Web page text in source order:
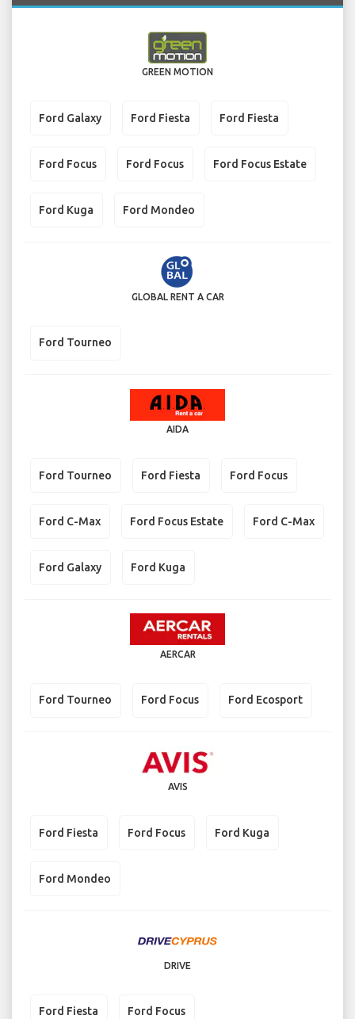
GREEN MOTION
Ford Galaxy Ford Fiesta Ford Fiesta
Ford Focus Ford Focus Ford Focus Estate
Ford Kuga Ford Mondeo
GLOBAL RENT A CAR
Ford Tourneo
AIDA
Ford Tourneo Ford Fiesta Ford Focus
Ford C-Max Ford Focus Estate Ford C-Max
Ford Galaxy Ford Kuga
AERCAR
Ford Tourneo Ford Focus Ford Ecosport
AVIS
Ford Fiesta Ford Focus Ford Kuga
Ford Mondeo
DRIVE
Ford Fiesta Ford Focus